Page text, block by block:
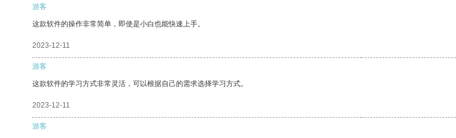
游客
这款软件的操作非常简单，即使是小白也能快速上手。
2023-12-11
游客
这款软件的学习方式非常灵活，可以根据自己的需求选择学习方式。
2023-12-11
游客